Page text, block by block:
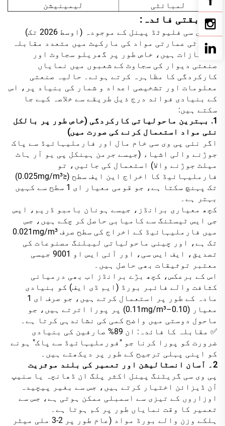
لمبائٹی
لیمینیشن
مسابقتی فائدہ:
پی وی سی فلیوٹڈ پینل کے موجودہ (اوسط 2026 تک)
سجاوٹی عمارتی مواد کی مارکیٹ میں متعدد مقابلہ
امتیازات ہیں، خاص طور پر گھریلو سجاوٹ اور
صنعتی دیوار کی سجاوٹ کے شعبوں میں نمایاں
کارکردگی کا مظاہرہ کرتے ہوئے۔ حالیہ صنعتی
معلومات اور تشخیصی اعداد و شمار کی بنیاد پر، اس
کے بنیادی فوائد درج ذیل طریقے سے خلاصہ کیے جا
سکتے ہیں:
1. بہترین ماحولیاتی کارکردگی (خاص طور پر بالکل
نئی مواد استعمال کرنے کی صورت میں)
اگر نئی پی وی سی خام مال اور فارملیہائیڈ سے پاک
جوڑنے والی اشیاء (جیسے جرمن ہینکل پی یو آر ہاٹ
میلٹ جوڑنے والا) استعمال کی جائیں، تو
فارملیہائیڈ کا اخراج این ایف سطح (≤0.025mg/m³)
تک پہنچ سکتا ہے، جو قومی معیار ای 1 سطح سے کہیں
بہتر ہے۔
کچھ معیاری برانڈز، جیسے ہونان بامبو ڈریم، ایس
جی ایس ٹیسٹنگ سے کامیابی حاصل کر چکے ہیں، جس
میں فارملیہائیڈ کے اخراج کی سطح صرف 0.021mg/m³
تک ہے، اور چینی ماحولیاتی لیبلنگ مصنوعات کی
تصدیق، ایف ایس سی، اور آئی ایس او 9001 جیسی
معتبر توثیقات بھی حاصل ہیں۔
اس کے برعکس، کچھ بڑے برانڈز اب بھی درمیانی
کثافت والے فائبر بورڈ (ایم ڈی ایف) کو بنیادی
مادہ کے طور پر استعمال کرتے ہیں، جو صرف ای 1
معیار (0.10–0.11mg/m³) پر پورا اترتے ہیں، جو
ماحول دوستی میں واضح کمی کی نشاندہی کرتا ہے۔
✅ مقابلہ کا فائدہ: ان 89% صارفین کی بنیادی
ضرورت کو پورا کرنا جو "فورملیہائیڈ سے پاک" ہونے
کو اپنی پہلی ترجیح کے طور پر دیکھتے ہیں۔
2۔ آسان انسٹالیشن اور تعمیر کی بلند موثریت
پی وی سی گریٹنگ پینل اکثر پلگ ان ڈھانچہ یا سنیپ
آن ڈیزائن اختیار کرتے ہیں، جس سے بغیر پیچیدہ
اوزاروں کے تیزی سے اسمبلی ممکن ہوتی ہے، جس سے
تعمیر کا وقت نمایاں طور پر کم ہوتا ہے۔
ہلکے وزن والے بورڈ مواد (عام طور پر 2-3 ملی میٹر